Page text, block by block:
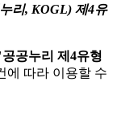
리, KOGL) 제4유
공누리 제4유형
에 따라 이용할 수